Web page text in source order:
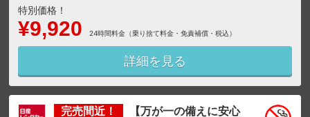
特別価格！
¥9,920 24時間料金（乗り捨て料金・免責補償・税込）
詳細を見る
完売間近！ 【万が一の備えに安心